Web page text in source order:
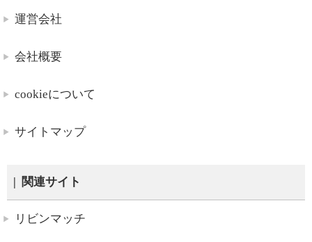
運営会社
会社概要
cookieについて
サイトマップ
関連サイト
リビンマッチ